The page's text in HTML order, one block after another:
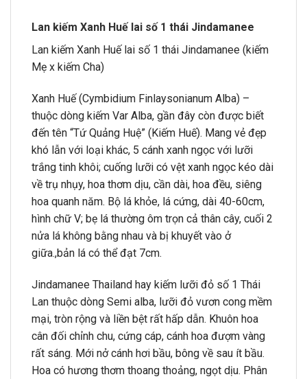
Lan kiếm Xanh Huế lai số 1 thái Jindamanee
Lan kiếm Xanh Huế lai số 1 thái Jindamanee (kiếm
Mẹ x kiếm Cha)
Xanh Huế (Cymbidium Finlaysonianum Alba) –
thuộc dòng kiếm Var Alba, gần đây còn được biết
đến tên “Tứ Quảng Huệ” (Kiếm Huế). Mang vẻ đẹp
khó lẫn với loại khác, 5 cánh xanh ngọc với lưỡi
trắng tinh khôi; cuống lưỡi có vệt xanh ngọc kéo dài
về trụ nhụy, hoa thơm dịu, cần dài, hoa đều, siêng
hoa quanh năm. Bộ lá khỏe, lá cứng, dài 40-60cm,
hình chữ V; bẹ lá thường ôm trọn cả thân cây, cuối 2
nửa lá không bằng nhau và bị khuyết vào ở
giữa.,bản lá có thể đạt 7cm.
Jindamanee Thailand hay kiếm lưỡi đỏ số 1 Thái
Lan thuộc dòng Semi alba, lưỡi đỏ vươn cong mềm
mại, tròn rộng và liền bệt rất hấp dẫn. Khuôn hoa
cân đối chỉnh chu, cứng cáp, cánh hoa đượm vàng
rất sáng. Mới nở cánh hơi bầu, bông về sau ít bầu.
Hoa có hương thơm thoang thoảng, ngọt dịu. Phân